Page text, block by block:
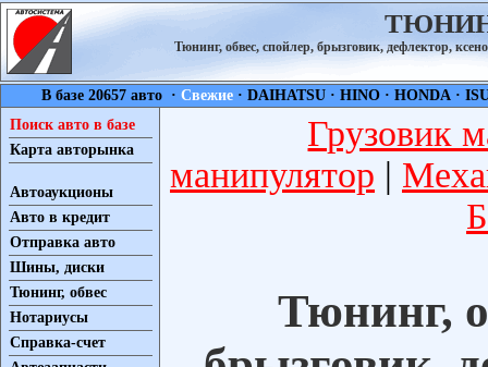
Тюнинг, обвес, спойлер, брызговик, дефлектор,
В базе 20657 авто ·Свежие ·DAIHATSU ·HINO ·HONDA ·
Поиск авто в базе
Карта авторынка
Автоаукционы
Авто в кредит
Отправка авто
Шины, диски
Тюнинг, обвес
Нотариусы
Справка-счет
Грузовик
манипулятор |
Тюнинг,